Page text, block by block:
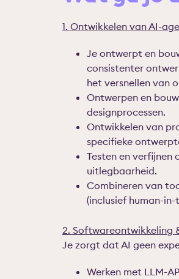
1. Ontwikkelen van AI-
Je ontwerpt en
consistenter
het versnellen van
Ontwerpen en
designprocessen.
Ontwikkelen van
specifieke
Testen en verfijnen
uitlegbaarheid.
Combineren van
(inclusief human-
2. Softwareontwikkeling
Je zorgt dat AI geen
Werken met LLM-